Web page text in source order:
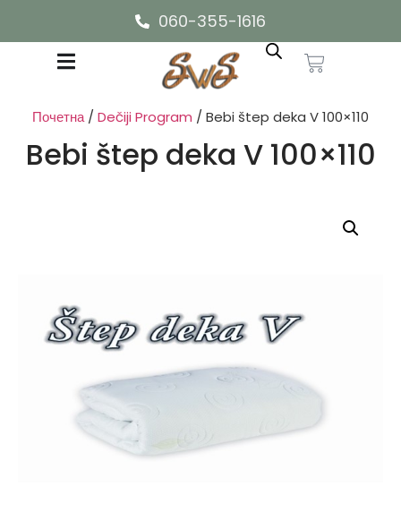
060-355-1616
Почетна/Dečiji Program / Bebi štep deka V 100×110
Bebi štep deka V 100×110